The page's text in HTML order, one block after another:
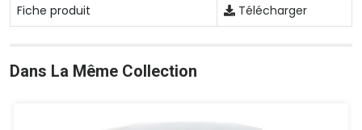
Fiche produit
Télécharger
Dans La Même Collection